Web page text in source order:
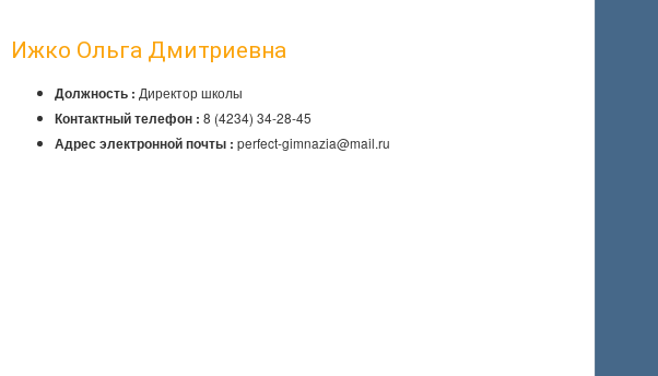
Ижко Ольга Дмитриевна
Должность : Директор школы
Контактный телефон : 8 (4234) 34-28-45
Адрес электронной почты : perfect-gimnazia@mail.ru